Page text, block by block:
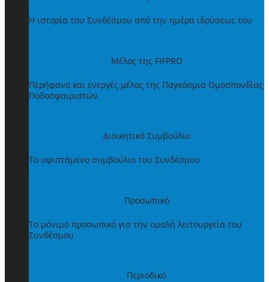
Η ιστορία του Συνδέσμου από την ημέρα ιδρύσεως του
Μέλος της FIFPRO
Περήφανο και ενεργές μέλος της Παγκόσμια Ομοσπονδίας
Ποδοσφαιριστών
Διοικητικό Συμβούλιο
Το υφιστάμενο συμβούλιο του Συνδέσμου
Προσωπικό
Το μόνιμο προσωπικό για την ομαλή λειτουργεία του
Συνδέσμου
Περιοδικό